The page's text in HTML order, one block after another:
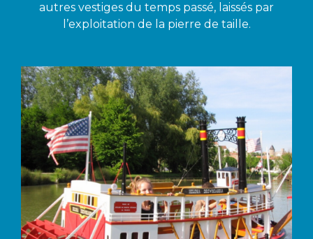
autres vestiges du temps passé, laissés par
l’exploitation de la pierre de taille.